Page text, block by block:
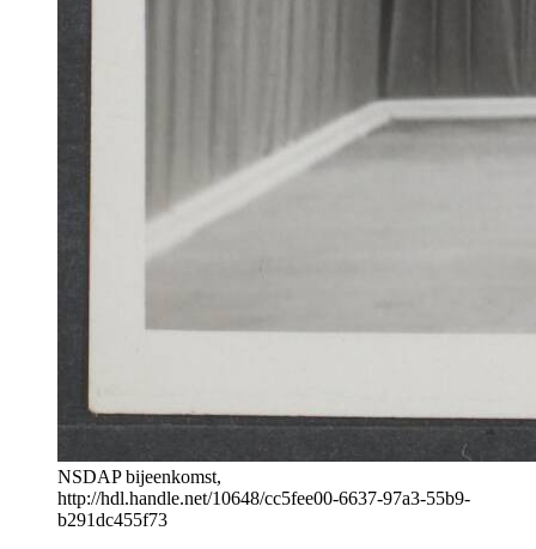
NSDAP bijeenkomst,
http://hdl.handle.net/10648/cc5fee00-6637-97a3-55b9-
b291dc455f73